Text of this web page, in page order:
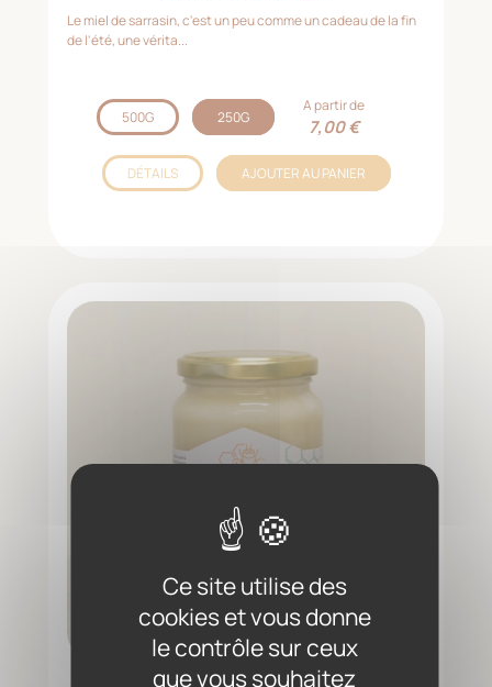
Le miel de sarrasin, c'est un peu comme un cadeau de la fin
de l'été, une vérita...
500G 250G
A partir de
7,00 €
DÉTAILS AJOUTER AU PANIER
Ce site utilise des
cookies et vous donne
le contrôle sur ceux
que vous souhaitez